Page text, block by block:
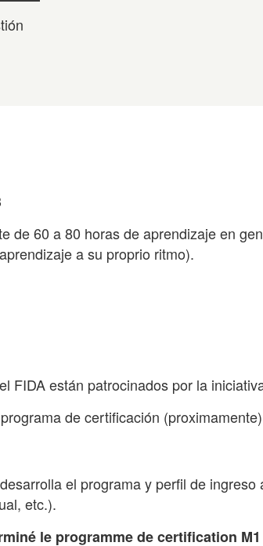
de 60 a 80 horas de aprendizaje en
a su proprio ritmo).
FIDA están patrocinados por la
de certificación
el programa y perfil de ingreso
etc.).
le programme de certification